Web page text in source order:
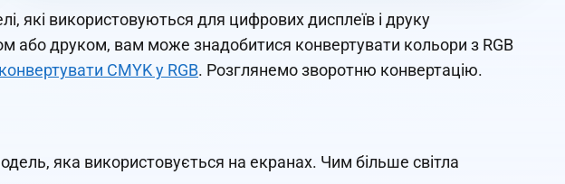
які використовуються для цифрових дисплеїв і друку
або друком, вам може знадобитися конвертувати кольори з RGB
CMYK у RGB. Розглянемо зворотню конвертацію.
яка використовується на екранах. Чим більше світла